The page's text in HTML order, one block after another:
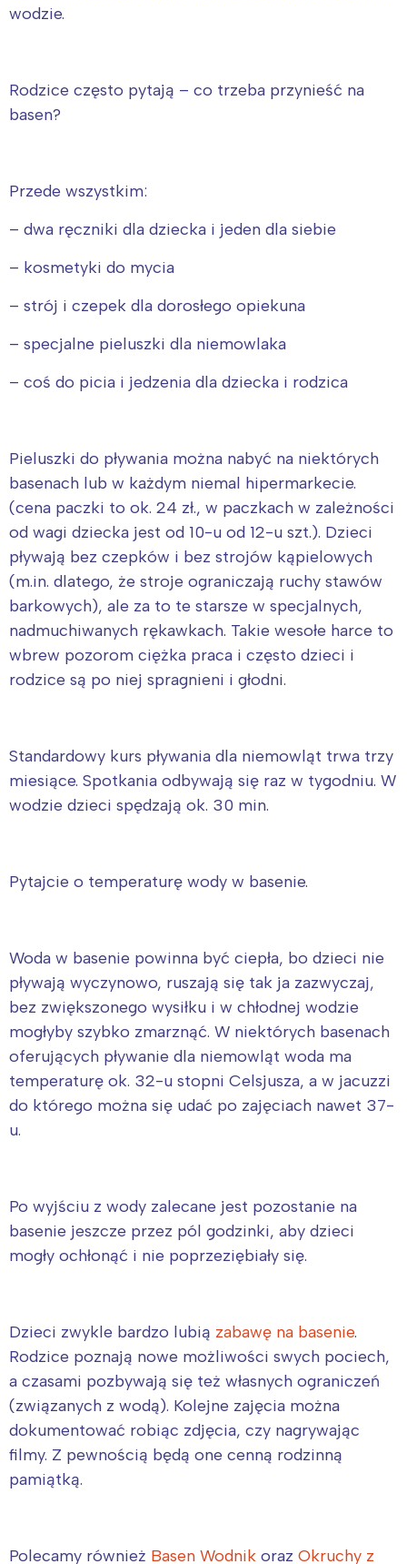
wodzie.
Rodzice często pytają – co trzeba przynieść na
basen?
Przede wszystkim:
– dwa ręczniki dla dziecka i jeden dla siebie
– kosmetyki do mycia
– strój i czepek dla dorosłego opiekuna
– specjalne pieluszki dla niemowlaka
– coś do picia i jedzenia dla dziecka i rodzica
Pieluszki do pływania można nabyć na niektórych
basenach lub w każdym niemal hipermarkecie.
(cena paczki to ok. 24 zł., w paczkach w zależności
od wagi dziecka jest od 10-u od 12-u szt.). Dzieci
pływają bez czepków i bez strojów kąpielowych
(m.in. dlatego, że stroje ograniczają ruchy stawów
barkowych), ale za to te starsze w specjalnych,
nadmuchiwanych rękawkach. Takie wesołe harce to
wbrew pozorom ciężka praca i często dzieci i
rodzice są po niej spragnieni i głodni.
Standardowy kurs pływania dla niemowląt trwa trzy
miesiące. Spotkania odbywają się raz w tygodniu. W
wodzie dzieci spędzają ok. 30 min.
Pytajcie o temperaturę wody w basenie.
Woda w basenie powinna być ciepła, bo dzieci nie
pływają wyczynowo, ruszają się tak ja zazwyczaj,
bez zwiększonego wysiłku i w chłodnej wodzie
mogłyby szybko zmarznąć. W niektórych basenach
oferujących pływanie dla niemowląt woda ma
temperaturę ok. 32-u stopni Celsjusza, a w jacuzzi
do którego można się udać po zajęciach nawet 37-
u.
Po wyjściu z wody zalecane jest pozostanie na
basenie jeszcze przez pól godzinki, aby dzieci
mogły ochłonąć i nie poprzeziębiały się.
Dzieci zwykle bardzo lubią zabawę na basenie.
Rodzice poznają nowe możliwości swych pociech,
a czasami pozbywają się też własnych ograniczeń
(związanych z wodą). Kolejne zajęcia można
dokumentować robiąc zdjęcia, czy nagrywając
filmy. Z pewnością będą one cenną rodzinną
pamiątką.
Polecamy również Basen Wodnik oraz Okruchy z
Interesują mnie wydarzenia z
tego regionu:
Warszawa
Łódź
Trójmiasto
Poznań
Wrocław
Śląsk
Kraków
Południe
Północ
Wszystkie